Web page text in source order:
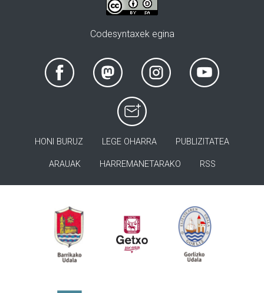
Codesyntaxek egina
HONI BURUZ LEGE OHARRA PUBLIZITATEA
ARAUAK HARREMANETARAKO RSS